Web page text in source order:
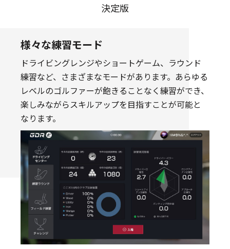
決定版
様々な練習モード
ドライビングレンジやショートゲーム、ラウンド
練習など、さまざまなモードがあります。あらゆる
レベルのゴルファーが飽きることなく練習ができ、
楽しみながらスキルアップを目指すことが可能と
なります。